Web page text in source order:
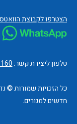
הצטרפו לקבוצת
טלפון ליצירת קשר:
כל הזכויות שמורות ©
חדשים למגורים.